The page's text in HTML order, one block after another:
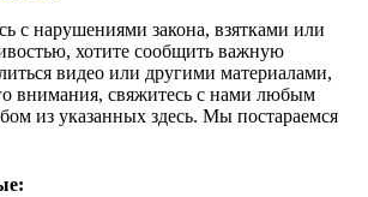
с нарушениями закона, взятками или
хотите сообщить важную
видео или другими материалами,
внимания, свяжитесь с нами любым
из указанных здесь. Мы постараемся